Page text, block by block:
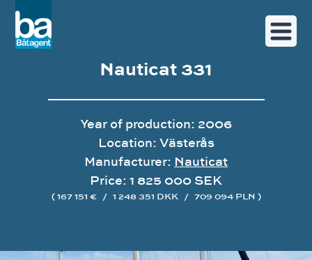
Nauticat 331
Year of production: 2006
Location: Västerås
Manufacturer: Nauticat
Price: 1 825 000 SEK
( 167 151 € / 1 248 351 DKK / 709 094 PLN )